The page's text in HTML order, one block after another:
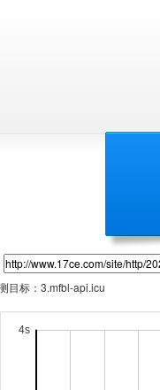
目标： 3.mfbl-api.icu